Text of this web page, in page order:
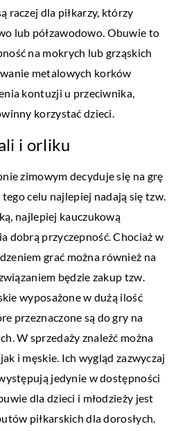
raczej dla piłkarzy, którzy
lub półzawodowo. Obuwie to
na mokrych lub grząskich
metalowych korków
kontuzji u przeciwnika,
korzystać dzieci.
i orliku
zimowym decyduje się na grę
celu najlepiej nadają się tzw.
najlepiej kauczukową
dobrą przyczepność. Chociaż w
grać można również na
będzie zakup tzw.
wyposażone w dużą ilość
przeznaczone są do gry na
W sprzedaży znaleźć można
i męskie. Ich wygląd zazwyczaj
jedynie w dostępności
dla dzieci i młodzieży jest
piłkarskich dla dorosłych.